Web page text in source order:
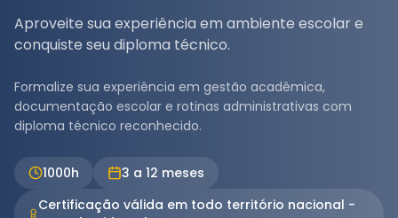
Aproveite sua experiência em ambiente escolar e
conquiste seu diploma técnico.
Formalize sua experiência em gestão acadêmica,
documentação escolar e rotinas administrativas com
diploma técnico reconhecido.
1000h
3 a 12 meses
Certificação válida em todo território nacional -